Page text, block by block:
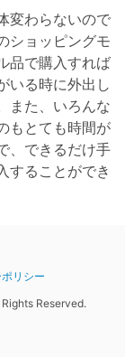
変わらないので
ショッピングモ
品で購入すれば
いる時に外出し
また、いろんな
もとても時間が
、できるだけ手
することができ
リシー
Reserved.